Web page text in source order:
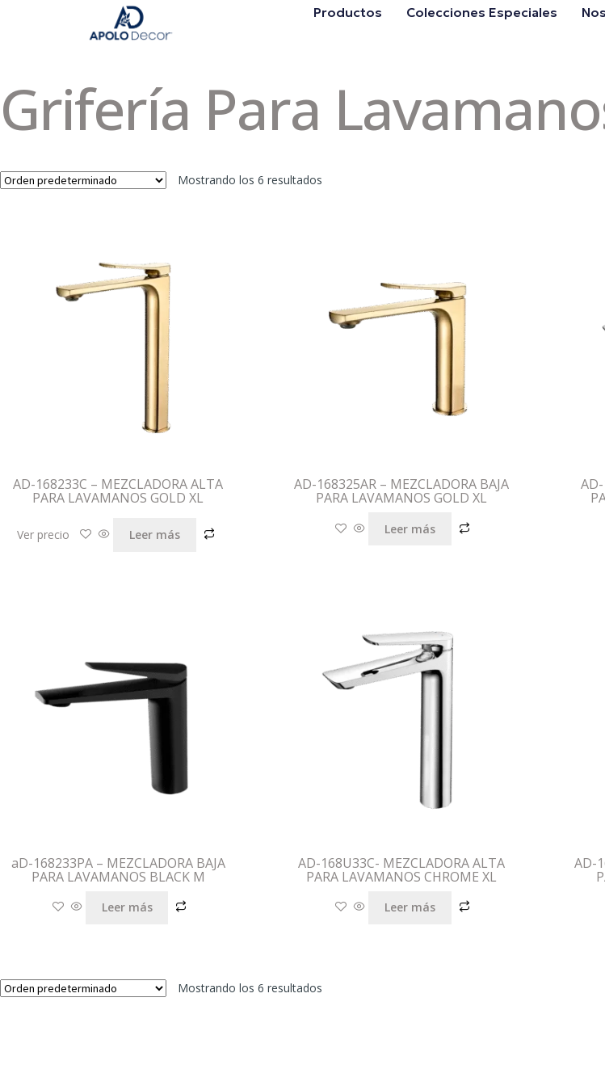
Productos Colecciones Especiales
Grifería Para
Mostrando los 6 resultados
AD-168233C – MEZCLADORA ALTA
PARA LAVAMANOS GOLD XL
Ver precio Leer más
AD-168325AR – MEZCLADORA BAJA
PARA LAVAMANOS GOLD XL
Leer más
aD-168233PA – MEZCLADORA BAJA
PARA LAVAMANOS BLACK M
Leer más
AD-168U33C- MEZCLADORA ALTA
PARA LAVAMANOS CHROME XL
Leer más
AD-
Mostrando los 6 resultados